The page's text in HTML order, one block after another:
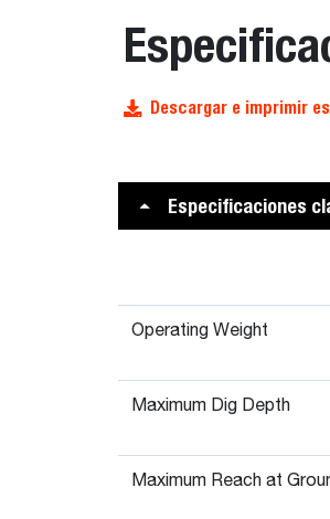
Descargar e imprimir
Especificaciones
Operating Weight
Maximum Dig Depth
Maximum Reach at